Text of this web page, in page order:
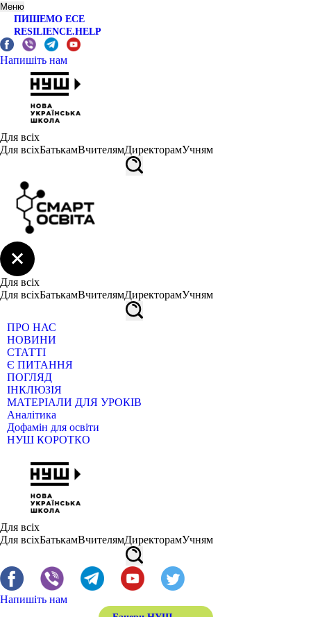
Меню
ПИШЕМО ЕСЕ
RESILIENCE.HELP
Напишіть нам
Для всіх
Для всіхБатькамВчителямДиректорамУчням
Для всіх
Для всіхБатькамВчителямДиректорамУчням
ПРО НАС
НОВИНИ
СТАТТІ
Є ПИТАННЯ
ПОГЛЯД
ІНКЛЮЗІЯ
МАТЕРІАЛИ ДЛЯ УРОКІВ
Аналітика
Дофамін для освіти
НУШ КОРОТКО
Для всіх
Для всіхБатькамВчителямДиректорамУчням
Напишіть нам